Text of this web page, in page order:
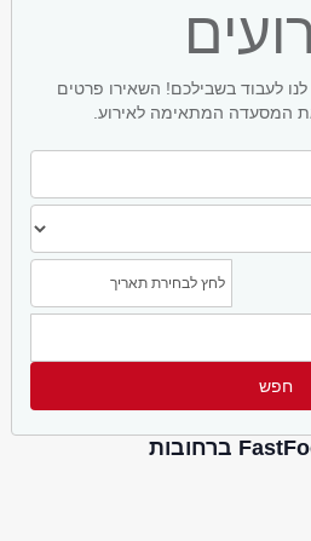
לעבוד בשבילכם! השאירו פרטים
המסעדה המתאימה לאירוע.